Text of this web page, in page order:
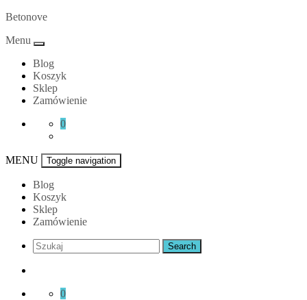
Skip
content
Betonove
Menu
Blog
Koszyk
Sklep
Zamówienie
0
MENU Toggle navigation
Blog
Koszyk
Sklep
Zamówienie
0